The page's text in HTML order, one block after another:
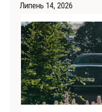
Липень 14, 2026